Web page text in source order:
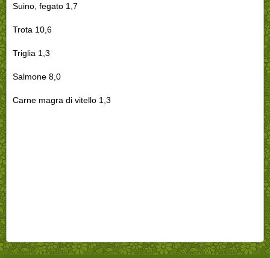
Suino, fegato 1,7
Trota 10,6
Triglia 1,3
Salmone 8,0
Carne magra di vitello 1,3